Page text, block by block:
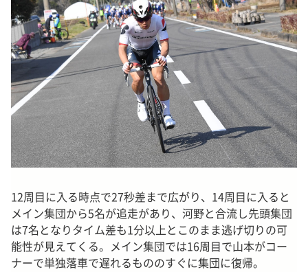
12周目に入る時点で27秒差まで広がり、14周目に入ると
メイン集団から5名が追走があり、河野と合流し先頭集団
は7名となりタイム差も1分以上とこのまま逃げ切りの可
能性が見えてくる。メイン集団では16周目で山本がコー
ナーで単独落車で遅れるもののすぐに集団に復帰。